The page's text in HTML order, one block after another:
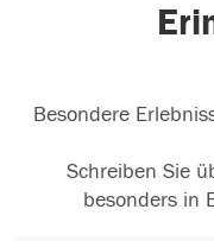
Besondere
Schreiben Sie
besonders in